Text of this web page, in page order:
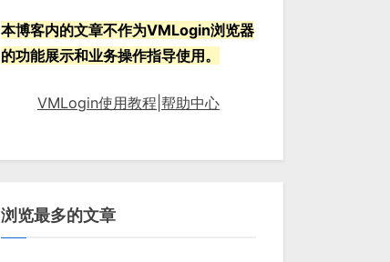
本博客内的文章不作为VMLogin浏览器
的功能展示和业务操作指导使用。
VMLogin使用教程|帮助中心
浏览最多的文章